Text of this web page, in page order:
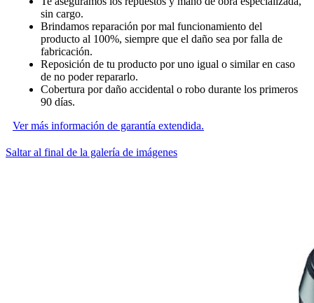
sin cargo.
Brindamos reparación por mal funcionamiento del
producto al 100%, siempre que el daño sea por falla de
fabricación.
Reposición de tu producto por uno igual o similar en caso
de no poder repararlo.
Cobertura por daño accidental o robo durante los primeros
90 días.
Ver más información de garantía extendida.
Saltar al final de la galería de imágenes